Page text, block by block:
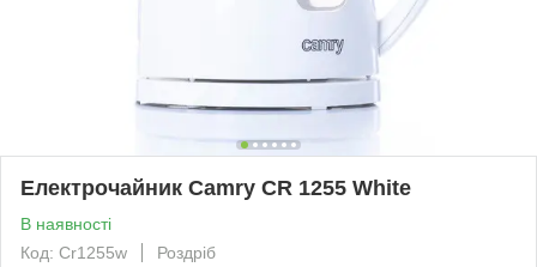
Електрочайник Camry CR 1255 White
В наявності
Код: Cr1255w
Роздріб